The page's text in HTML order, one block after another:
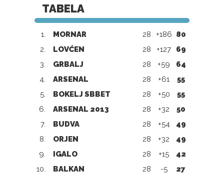
TABELA
1. MORNAR 28 +186 80
2.
LOVĆEN 28 +127
69
3.
GRBALJ 28 +59
64
4.
ARSENAL 28 +61
55
5.
BOKELJ SBBET 28 +50
55
6.
ARSENAL 2013 28 +32
50
7.
BUDVA 28 +54
49
8.
ORJEN 28 +32
49
9.
IGALO 28 +15
42
10.
BALKAN 28 -5
27